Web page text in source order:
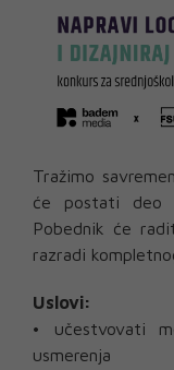
Tražimo
će postati deo
Pobednik će
razradi
Uslovi:
• učestvovati
usmerenja